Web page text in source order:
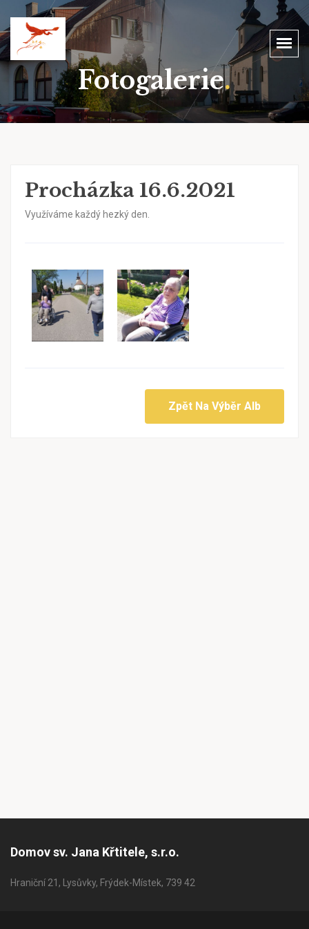
Fotogalerie.
Procházka 16.6.2021
Využíváme každý hezký den.
Zpět Na Výběr Alb
Domov sv. Jana Křtitele, s.r.o.
Hraniční 21, Lysůvky, Frýdek-Místek, 739 42